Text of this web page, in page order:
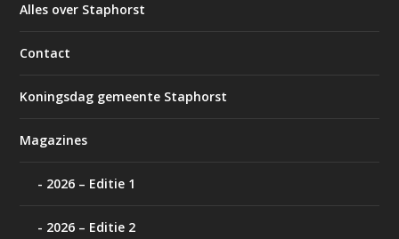
Alles over Staphorst
Contact
Koningsdag gemeente Staphorst
Magazines
2026 – Editie 1
2026 – Editie 2